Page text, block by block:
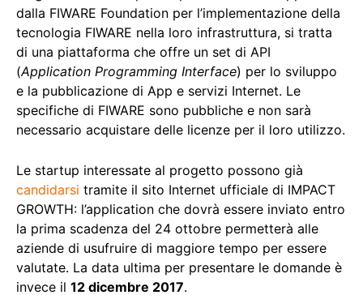
dalla FIWARE Foundation per l’implementazione della
tecnologia FIWARE nella loro infrastruttura, si tratta
di una piattaforma che offre un set di API
(Application Programming Interface) per lo sviluppo
e la pubblicazione di App e servizi Internet. Le
specifiche di FIWARE sono pubbliche e non sarà
necessario acquistare delle licenze per il loro utilizzo.
Le startup interessate al progetto possono già
candidarsi tramite il sito Internet ufficiale di IMPACT
GROWTH: l’application che dovrà essere inviato entro
la prima scadenza del 24 ottobre permetterà alle
aziende di usufruire di maggiore tempo per essere
valutate. La data ultima per presentare le domande è
invece il 12 dicembre 2017.